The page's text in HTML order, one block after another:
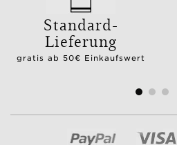
Standard-
Lieferung
gratis ab 50€ Einkaufswert